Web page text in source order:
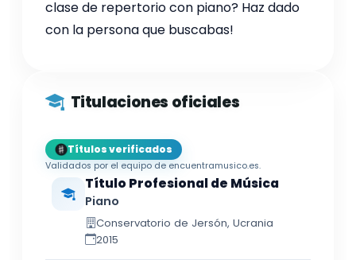
clase de repertorio con piano? Haz dado
con la persona que buscabas!
Titulaciones oficiales
Títulos verificados
Validados por el equipo de encuentramusico.es.
Título Profesional de Música
Piano
Conservatorio de Jersón, Ucrania
2015